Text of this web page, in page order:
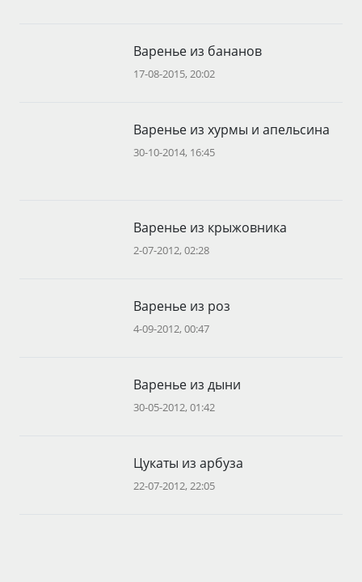
Варенье из бананов
17-08-2015, 20:02
Варенье из хурмы и апельсина
30-10-2014, 16:45
Варенье из крыжовника
2-07-2012, 02:28
Варенье из роз
4-09-2012, 00:47
Варенье из дыни
30-05-2012, 01:42
Цукаты из арбуза
22-07-2012, 22:05